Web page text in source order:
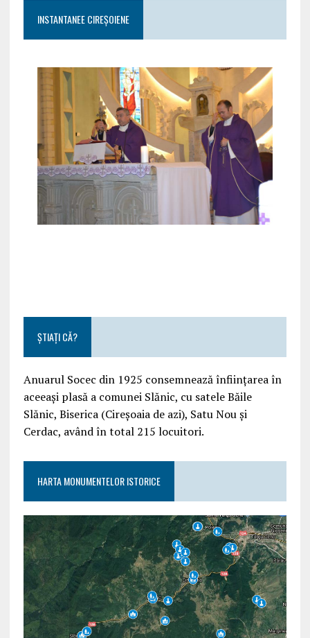
INSTANTANEE CIREȘOIENE
ȘTIAȚI CĂ?
Anuarul Socec din 1925 consemnează înființarea în
aceeași plasă a comunei Slănic, cu satele Băile
Slănic, Biserica (Cireșoaia de azi), Satu Nou și
Cerdac, având în total 215 locuitori.
HARTA MONUMENTELOR ISTORICE